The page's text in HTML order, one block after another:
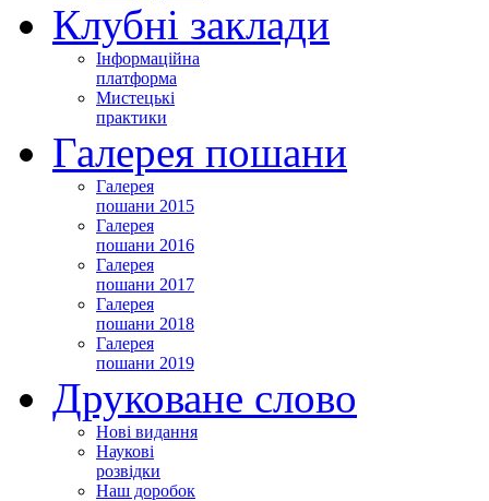
Клубні заклади
Інформаційна
платформа
Мистецькі
практики
Галерея пошани
Галерея
пошани 2015
Галерея
пошани 2016
Галерея
пошани 2017
Галерея
пошани 2018
Галерея
пошани 2019
Друковане слово
Нові видання
Наукові
розвідки
Наш доробок